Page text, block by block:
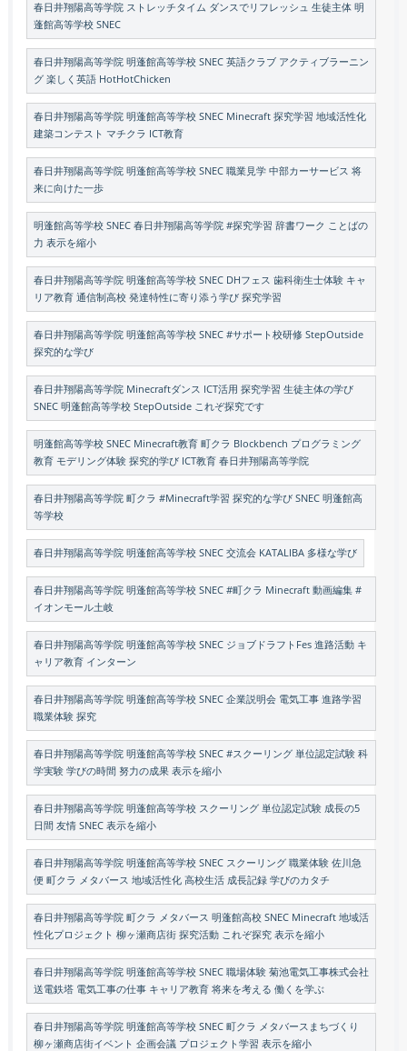
春日井翔陽高等学院 ストレッチタイム ダンスでリフレッシュ 生徒主体 明
蓬館高等学校 SNEC
春日井翔陽高等学院 明蓬館高等学校 SNEC 英語クラブ アクティブラーニン
グ 楽しく英語 HotHotChicken
春日井翔陽高等学院 明蓬館高等学校 SNEC Minecraft 探究学習 地域活性化
建築コンテスト マチクラ ICT教育
春日井翔陽高等学院 明蓬館高等学校 SNEC 職業見学 中部カーサービス 将
来に向けた一歩
明蓬館高等学校 SNEC 春日井翔陽高等学院 #探究学習 辞書ワーク ことばの
力 表示を縮小
春日井翔陽高等学院 明蓬館高等学校 SNEC DHフェス 歯科衛生士体験 キャ
リア教育 通信制高校 発達特性に寄り添う学び 探究学習
春日井翔陽高等学院 明蓬館高等学校 SNEC #サポート校研修 StepOutside
探究的な学び
春日井翔陽高等学院 Minecraftダンス ICT活用 探究学習 生徒主体の学び
SNEC 明蓬館高等学校 StepOutside これぞ探究です
明蓬館高等学校 SNEC Minecraft教育 町クラ Blockbench プログラミング
教育 モデリング体験 探究的学び ICT教育 春日井翔陽高等学院
春日井翔陽高等学院 町クラ #Minecraft学習 探究的な学び SNEC 明蓬館高
等学校
春日井翔陽高等学院 明蓬館高等学校 SNEC 交流会 KATALIBA 多様な学び
春日井翔陽高等学院 明蓬館高等学校 SNEC #町クラ Minecraft 動画編集 #
イオンモール土岐
春日井翔陽高等学院 明蓬館高等学校 SNEC ジョブドラフトFes 進路活動 キ
ャリア教育 インターン
春日井翔陽高等学院 明蓬館高等学校 SNEC 企業説明会 電気工事 進路学習
職業体験 探究
春日井翔陽高等学院 明蓬館高等学校 SNEC #スクーリング 単位認定試験 科
学実験 学びの時間 努力の成果 表示を縮小
春日井翔陽高等学院 明蓬館高等学校 スクーリング 単位認定試験 成長の5
日間 友情 SNEC 表示を縮小
春日井翔陽高等学院 明蓬館高等学校 SNEC スクーリング 職業体験 佐川急
便 町クラ メタバース 地域活性化 高校生活 成長記録 学びのカタチ
春日井翔陽高等学院 町クラ メタバース 明蓬館高校 SNEC Minecraft 地域活
性化プロジェクト 柳ヶ瀬商店街 探究活動 これぞ探究 表示を縮小
春日井翔陽高等学院 明蓬館高等学校 SNEC 職場体験 菊池電気工事株式会社
送電鉄塔 電気工事の仕事 キャリア教育 将来を考える 働くを学ぶ
春日井翔陽高等学院 明蓬館高等学校 SNEC 町クラ メタバースまちづくり
柳ヶ瀬商店街イベント 企画会議 プロジェクト学習 表示を縮小